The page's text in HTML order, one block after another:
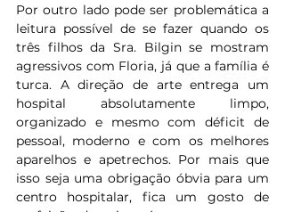
Por outro lado pode ser problemática a
leitura possível de se fazer quando os
três filhos da Sra. Bilgin se mostram
agressivos com Floria, já que a família é
turca. A direção de arte entrega um
hospital absolutamente limpo,
organizado e mesmo com déficit de
pessoal, moderno e com os melhores
aparelhos e apetrechos. Por mais que
isso seja uma obrigação óbvia para um
centro hospitalar, fica um gosto de